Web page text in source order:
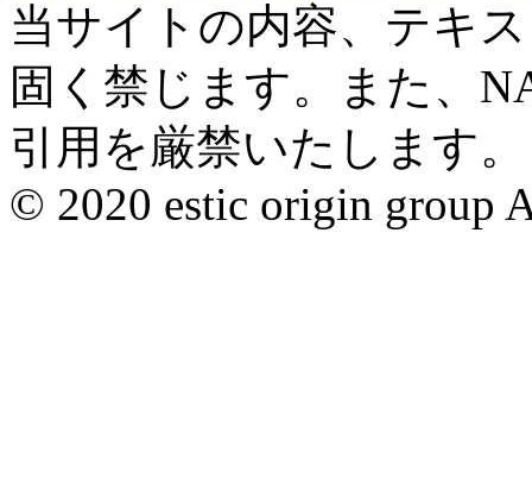
当サイトの内容、テキ
固く禁じます。また、
引用を厳禁いたします。
© 2020 estic origin group